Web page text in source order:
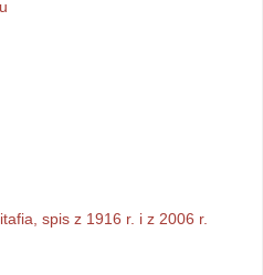
spis z 1916 r. i z 2006 r.